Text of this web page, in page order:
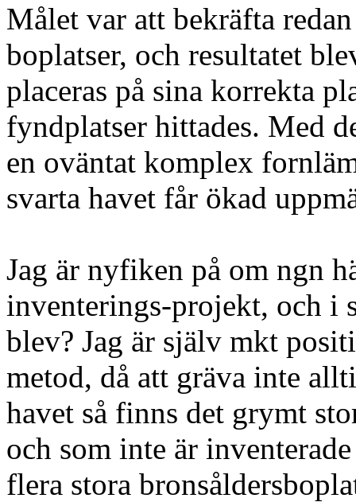
Målet var att bekräfta
boplatser, och resultatet
placeras på sina korrekta
fyndplatser hittades. Med
en oväntat komplex
svarta havet får ökad
Jag är nyfiken på om ngn
inventerings-projekt, och i
blev? Jag är själv mkt
metod, då att gräva inte
havet så finns det grymt
och som inte är
flera stora